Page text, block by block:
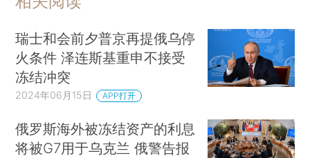
瑞士和会前夕普京再提俄乌停
火条件 泽连斯基重申不接受
冻结冲突
2024年06月15日 APP打开
俄罗斯海外被冻结资产的利息
将被G7用于乌克兰 俄警告报